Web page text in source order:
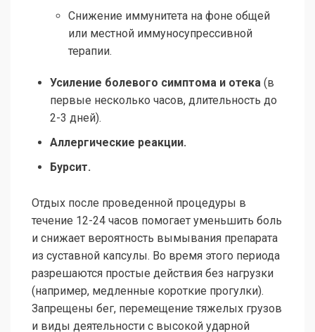
Снижение иммунитета на фоне общей
или местной иммуносупрессивной
терапии.
Усиление болевого симптома и отека (в
первые несколько часов, длительность до
2-3 дней).
Аллергические реакции.
Бурсит.
Отдых после проведенной процедуры в
течение 12-24 часов помогает уменьшить боль
и снижает вероятность вымывания препарата
из суставной капсулы. Во время этого периода
разрешаются простые действия без нагрузки
(например, медленные короткие прогулки).
Запрещены бег, перемещение тяжелых грузов
и виды деятельности с высокой ударной